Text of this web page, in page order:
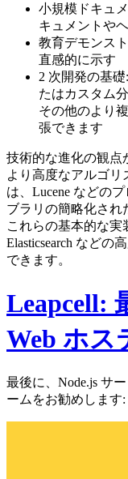
小規模ドキュ
キュメントや
教育デモンス
直感的に示す
2 次開発の基
たはカスタム
その他のより
張できます
技術的な進化の観点
より高度なアルゴリ
は、Lucene などの
ブラリの簡略化され
これらの基本的な実
Elasticsearch などの
できます。
Leapcell:
Web ホス
最後に、Node.js サ
ームをお勧めします: